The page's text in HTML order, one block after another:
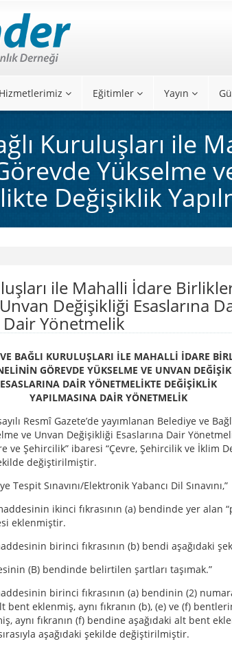
Hizmetlerimiz Eğitimler Yayın
Kuruluşları ile
Yükselme
Değişiklik
ile Mahalli İdare
Değişikliği Esaslarına
Dair Yönetmelik
BAĞLI KURULUŞLARI İLE MAHALLİ İDARE
GÖREVDE YÜKSELME VE UNVAN
ESASLARINA DAİR YÖNETMELİKTE DEĞİŞİKLİK
YAPILMASINA DAİR YÖNETMELİK
Resmî Gazete’de yayımlanan Belediye ve
ve Unvan Değişikliği Esaslarına Dair
ve Şehircilik” ibaresi “Çevre, Şehircilik ve İklim
değiştirilmiştir.
Tespit Sınavını/Elektronik Yabancı Dil Sınavını,”
ikinci fıkrasının (a) bendinde yer alan
eklenmiştir.
birinci fıkrasının (b) bendi aşağıdaki
(B) bendinde belirtilen şartları taşımak.”
birinci fıkrasının (a) bendinin (2)
bent eklenmiş, aynı fıkranın (b), (e) ve (f)
aynı fıkranın (f) bendine aşağıdaki alt bent
aşağıdaki şekilde değiştirilmiştir.